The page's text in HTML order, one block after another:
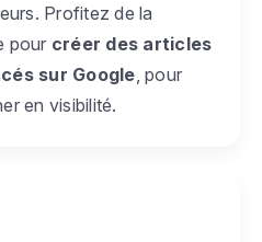
Profitez de la
pour créer des articles
sur Google , pour
en visibilité.